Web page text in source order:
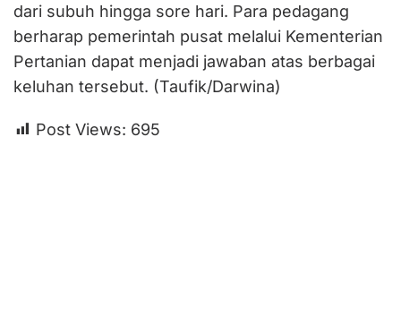
dari subuh hingga sore hari. Para pedagang
berharap pemerintah pusat melalui Kementerian
Pertanian dapat menjadi jawaban atas berbagai
keluhan tersebut. (Taufik/Darwina)
Post Views: 695